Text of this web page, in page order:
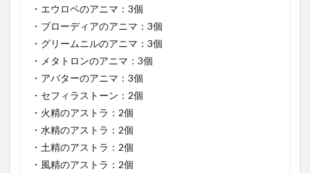
・エウロペのアニマ：3個
・ブローディアのアニマ：3個
・グリームニルのアニマ：3個
・メタトロンのアニマ：3個
・アバターのアニマ：3個
・セフィラストーン：2個
・火精のアストラ：2個
・水精のアストラ：2個
・土精のアストラ：2個
・風精のアストラ：2個